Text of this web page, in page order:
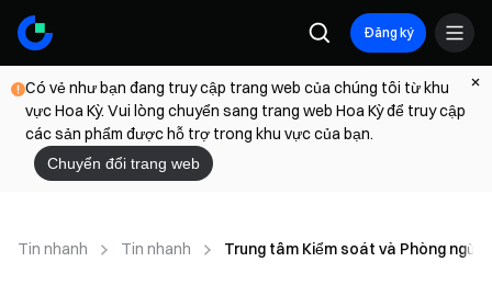
Đăng ký
Có vẻ như bạn đang truy cập trang web của chúng tôi từ khu
vực Hoa Kỳ. Vui lòng chuyển sang trang web Hoa Kỳ để truy cập
các sản phẩm được hỗ trợ trong khu vực của bạn.
Chuyển đổi trang web
Tin nhanh Tin nhanh Trung tâm Kiểm soát và Phòng ngừa